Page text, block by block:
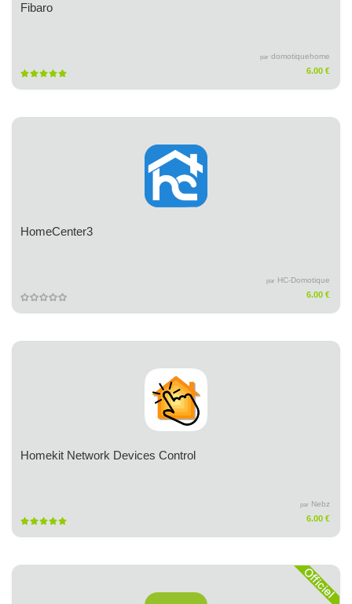
Fibaro
par domotiquehome
6.00 €
HomeCenter3
par HC-Domotique
6.00 €
Homekit Network Devices Control
par Nebz
6.00 €